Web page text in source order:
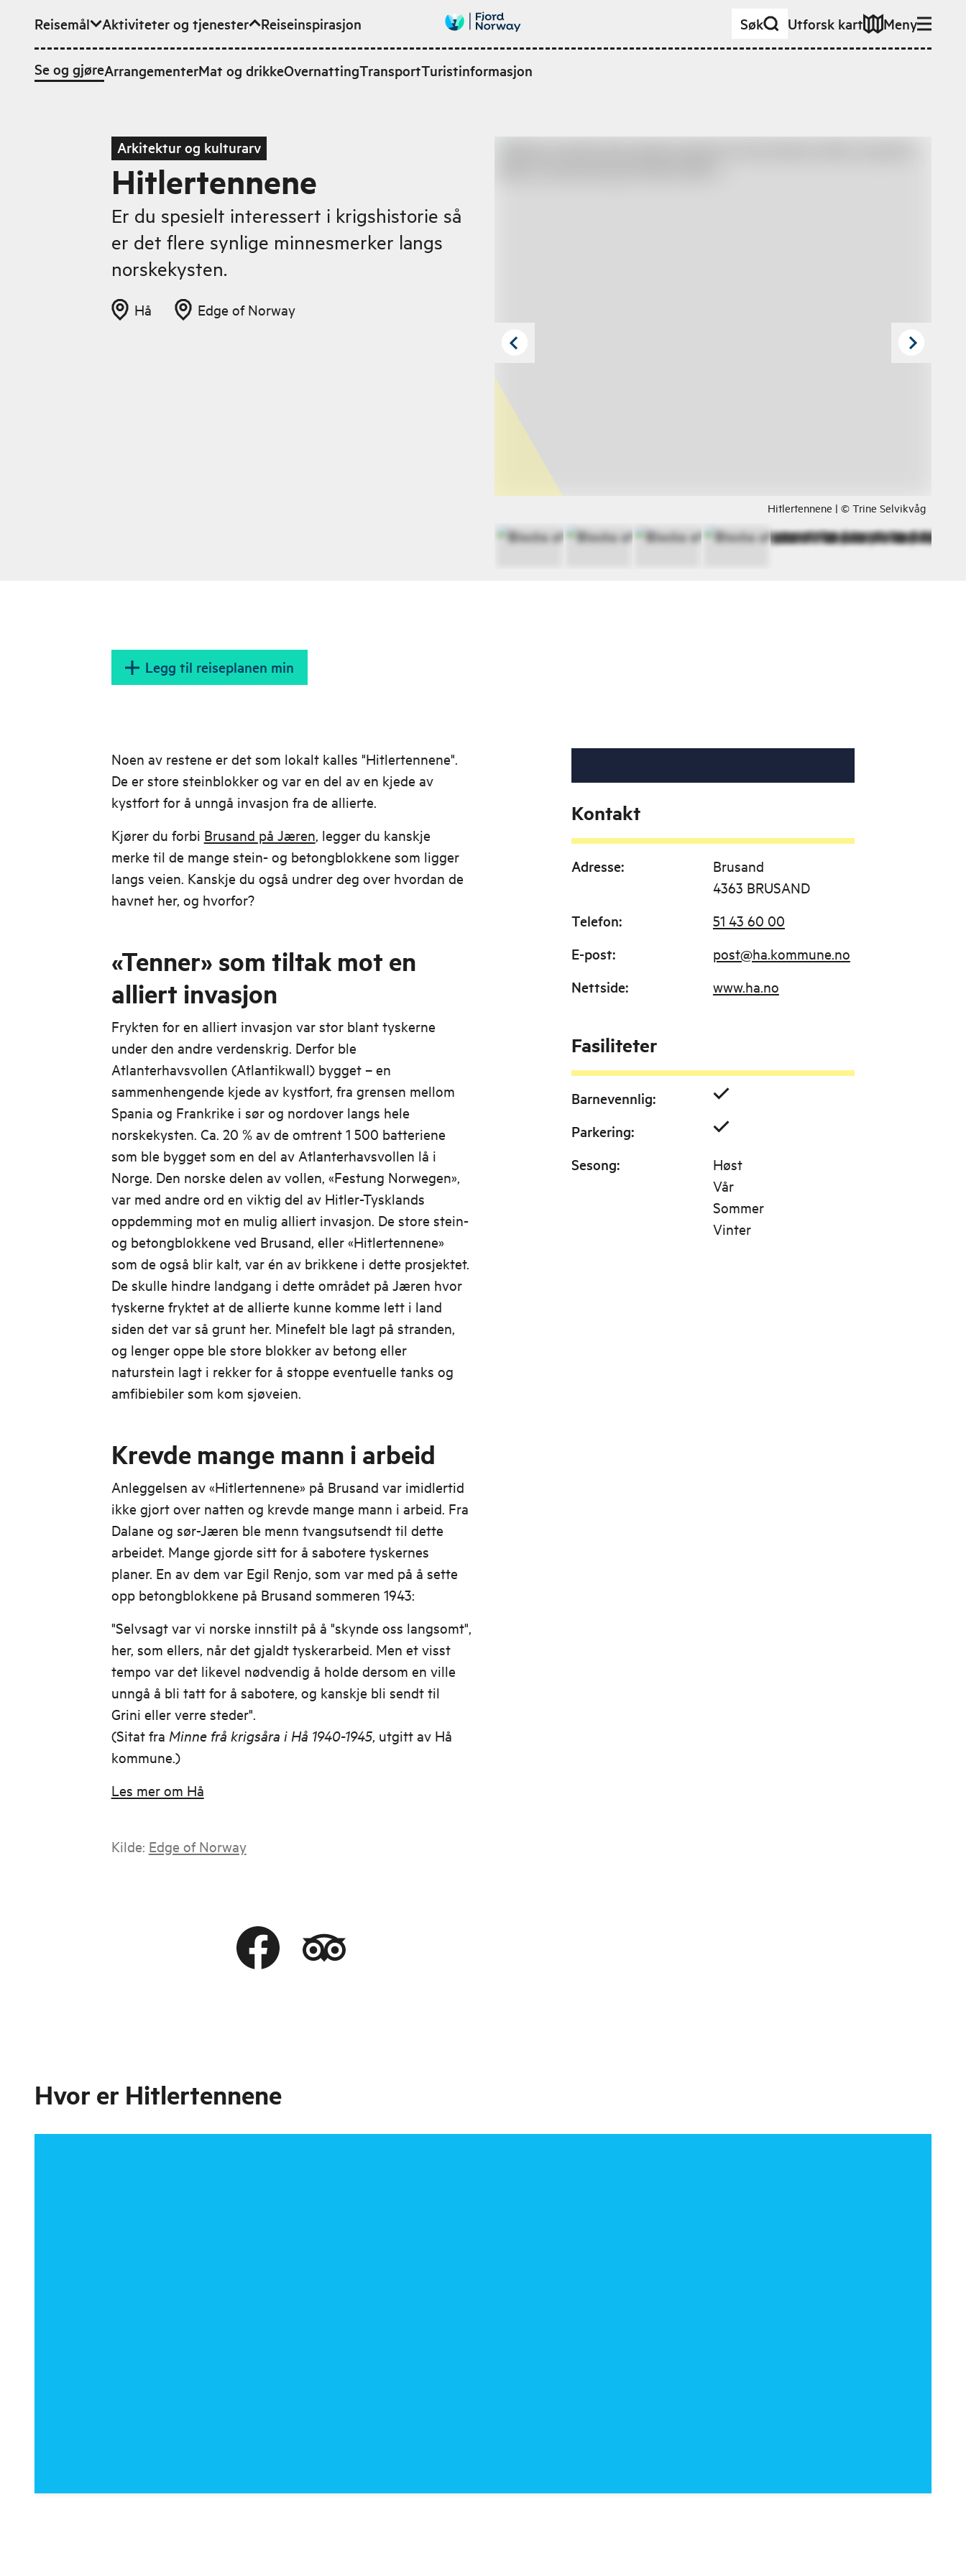
Hopp til hovedinnhold
Reisemål Aktiviteter og tjenester
Se og gjøreArrangementerMat og drikkeOvernattingTransportTuristinformasjon
Reiseinspirasjon Søk Utforsk kart Meny
Arkitektur og kulturarv
Hitlertennene
Er du spesielt interessert i krigshistorie så
er det flere synlige minnesmerker langs
norskekysten.
Hå Edge of Norway
Hitlertennene | © Trine Selvikvåg
Legg til reiseplanen min
Noen av restene er det som lokalt kalles "Hitlertennene".
De er store steinblokker og var en del av en kjede av
kystfort for å unngå invasjon fra de allierte.
Kjører du forbi Brusand på Jæren, legger du kanskje
merke til de mange stein- og betongblokkene som ligger
langs veien. Kanskje du også undrer deg over hvordan de
havnet her, og hvorfor?
«Tenner» som tiltak mot en
alliert invasjon
Frykten for en alliert invasjon var stor blant tyskerne
under den andre verdenskrig. Derfor ble
Atlanterhavsvollen (Atlantikwall) bygget – en
sammenhengende kjede av kystfort, fra grensen mellom
Spania og Frankrike i sør og nordover langs hele
norskekysten. Ca. 20 % av de omtrent 1 500 batteriene
som ble bygget som en del av Atlanterhavsvollen lå i
Norge. Den norske delen av vollen, «Festung Norwegen»,
var med andre ord en viktig del av Hitler-Tysklands
oppdemming mot en mulig alliert invasjon. De store stein-
og betongblokkene ved Brusand, eller «Hitlertennene»
som de også blir kalt, var én av brikkene i dette prosjektet.
De skulle hindre landgang i dette området på Jæren hvor
tyskerne fryktet at de allierte kunne komme lett i land
siden det var så grunt her. Minefelt ble lagt på stranden,
og lenger oppe ble store blokker av betong eller
naturstein lagt i rekker for å stoppe eventuelle tanks og
amfibiebiler som kom sjøveien.
Krevde mange mann i arbeid
Anleggelsen av «Hitlertennene» på Brusand var imidlertid
ikke gjort over natten og krevde mange mann i arbeid. Fra
Dalane og sør-Jæren ble menn tvangsutsendt til dette
arbeidet. Mange gjorde sitt for å sabotere tyskernes
planer. En av dem var Egil Renjo, som var med på å sette
opp betongblokkene på Brusand sommeren 1943:
"Selvsagt var vi norske innstilt på å "skynde oss langsomt",
her, som ellers, når det gjaldt tyskerarbeid. Men et visst
tempo var det likevel nødvendig å holde dersom en ville
unngå å bli tatt for å sabotere, og kanskje bli sendt til
Grini eller verre steder".
(Sitat fra Minne frå krigsåra i Hå 1940-1945, utgitt av Hå
kommune.)
Les mer om Hå
Kilde: Edge of Norway
Kontakt
Adresse:
Brusand
4363 BRUSAND
Telefon: 51 43 60 00
E-post: post@ha.kommune.no
Nettside: www.ha.no
Fasiliteter
Barnevennlig:
Parkering:
Sesong:
Høst
Vår
Sommer
Vinter
Hvor er Hitlertennene